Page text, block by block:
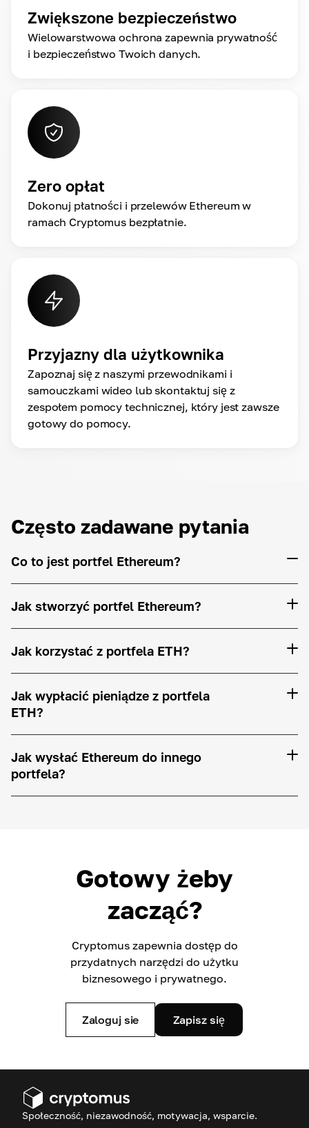
Zwiększone bezpieczeństwo
Wielowarstwowa ochrona zapewnia prywatność
i bezpieczeństwo Twoich danych.
Zero opłat
Dokonuj płatności i przelewów Ethereum w
ramach Cryptomus bezpłatnie.
Przyjazny dla użytkownika
Zapoznaj się z naszymi przewodnikami i
samouczkami wideo lub skontaktuj się z
zespołem pomocy technicznej, który jest zawsze
gotowy do pomocy.
Często zadawane pytania
Co to jest portfel Ethereum?
Jak stworzyć portfel Ethereum?
Jak korzystać z portfela ETH?
Jak wypłacić pieniądze z portfela
ETH?
Jak wysłać Ethereum do innego
portfela?
Gotowy żeby
zacząć?
Cryptomus zapewnia dostęp do
przydatnych narzędzi do użytku
biznesowego i prywatnego.
Zaloguj sie Zapisz się
Społeczność, niezawodność, motywacja, wsparcie.